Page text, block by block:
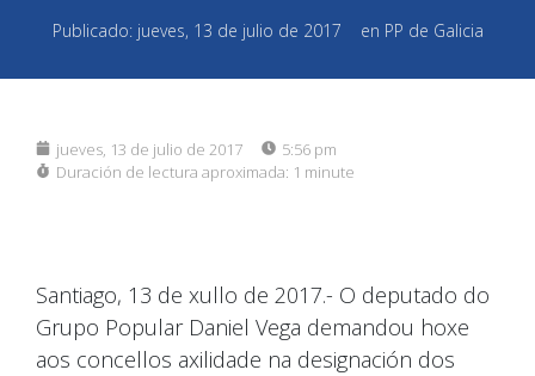
Publicado: jueves, 13 de julio de 2017 en PP de Galicia
jueves, 13 de julio de 2017
5:56 pm
Duración de lectura aproximada: 1 minute
Santiago, 13 de xullo de 2017.- O deputado do
Grupo Popular Daniel Vega demandou hoxe
aos concellos axilidade na designación dos